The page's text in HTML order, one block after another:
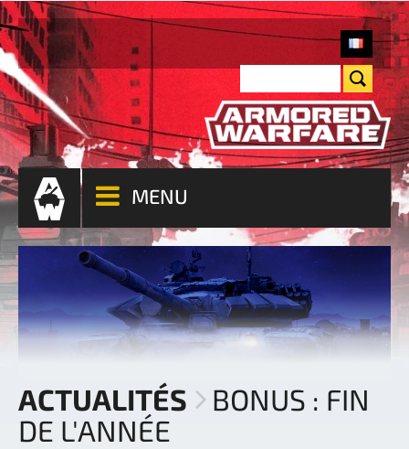
MENU
ACTUALITÉS
BONUS : FIN
DE L'ANNÉE